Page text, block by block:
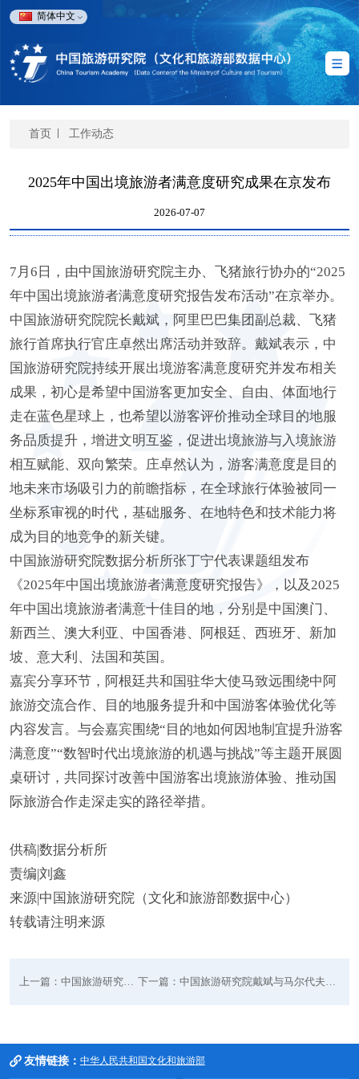
简体中文
首页 工作动态
2025年中国出境旅游者满意度研究成果在京发布
2026-07-07
7月6日，由中国旅游研究院主办、飞猪旅行协办的“2025
年中国出境旅游者满意度研究报告发布活动”在京举办。
中国旅游研究院院长戴斌，阿里巴巴集团副总裁、飞猪
旅行首席执行官庄卓然出席活动并致辞。戴斌表示，中
国旅游研究院持续开展出境游客满意度研究并发布相关
成果，初心是希望中国游客更加安全、自由、体面地行
走在蓝色星球上，也希望以游客评价推动全球目的地服
务品质提升，增进文明互鉴，促进出境旅游与入境旅游
相互赋能、双向繁荣。庄卓然认为，游客满意度是目的
地未来市场吸引力的前瞻指标，在全球旅行体验被同一
坐标系审视的时代，基础服务、在地特色和技术能力将
成为目的地竞争的新关键。
中国旅游研究院数据分析所张丁宁代表课题组发布
《2025年中国出境旅游者满意度研究报告》，以及2025
年中国出境旅游者满意十佳目的地，分别是中国澳门、
新西兰、澳大利亚、中国香港、阿根廷、西班牙、新加
坡、意大利、法国和英国。
嘉宾分享环节，阿根廷共和国驻华大使马致远围绕中阿
旅游交流合作、目的地服务提升和中国游客体验优化等
内容发言。与会嘉宾围绕“目的地如何因地制宜提升游客
满意度”“数智时代出境旅游的机遇与挑战”等主题开展圆
桌研讨，共同探讨改善中国游客出境旅游体验、推动国
际旅游合作走深走实的路径举措。
供稿|数据分析所
责编|刘鑫
来源|中国旅游研究院（文化和旅游部数据中心）
转载请注明来源
上一篇：中国旅游研究院与追光动画座谈交流 下一篇：中国旅游研究院戴斌与马尔代夫旅游和民用航空部哈里斯国务部长举
友情链接： 中华人民共和国文化和旅游部